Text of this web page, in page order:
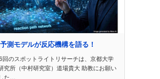
測モデルが反応機構を語る！
回のスポットライトリサーチは、京都大学
究所（中村研究室）道場貴大 助教にお願い
た…